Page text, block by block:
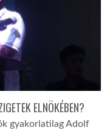
ELNÖKÉBEN?
gyakorlatilag Adolf